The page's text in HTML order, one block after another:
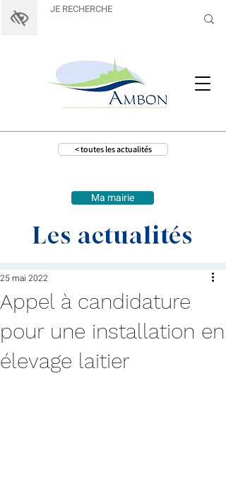
< toutes les actualités
Ma mairie
Les actualités
Appel à candidature
pour une installation en
élevage laitier
25 mai 2022